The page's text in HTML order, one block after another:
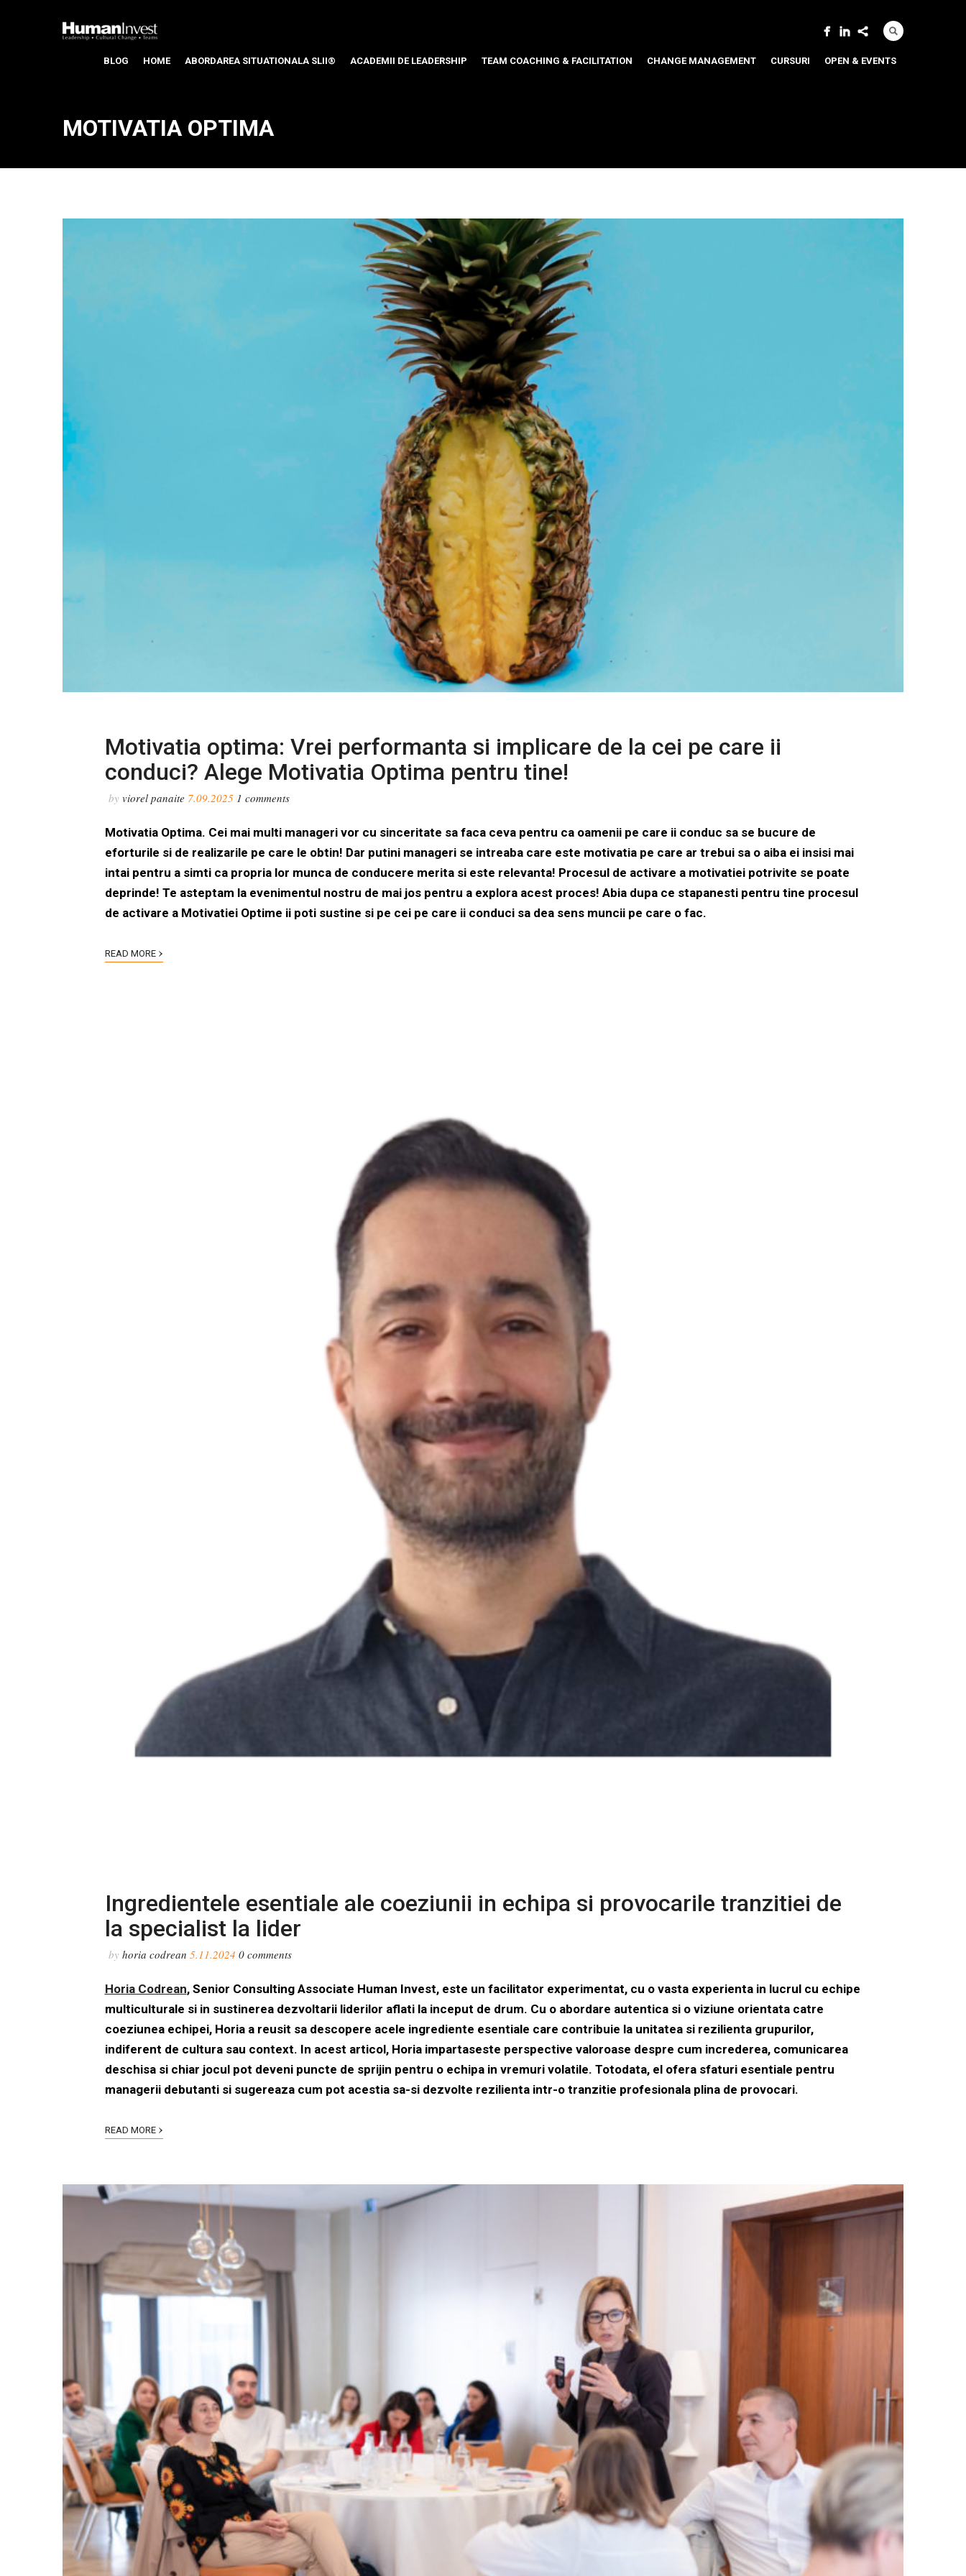
BLOG HOME ABORDAREA SITUATIONALA SLII® ACADEMII DE LEADERSHIP TEAM COACHING & FACILITATION CHANGE MANAGEMENT CURSURI OPEN & EVENTS
MOTIVATIA OPTIMA
Motivatia optima: Vrei performanta si implicare de la cei pe care ii
conduci? Alege Motivatia Optima pentru tine!
by viorel panaite 7.09.2025 1 comments
Motivatia Optima. Cei mai multi manageri vor cu sinceritate sa faca ceva pentru ca oamenii pe care ii conduc sa se bucure de
eforturile si de realizarile pe care le obtin! Dar putini manageri se intreaba care este motivatia pe care ar trebui sa o aiba ei insisi mai
intai pentru a simti ca propria lor munca de conducere merita si este relevanta! Procesul de activare a motivatiei potrivite se poate
deprinde! Te asteptam la evenimentul nostru de mai jos pentru a explora acest proces! Abia dupa ce stapanesti pentru tine procesul
de activare a Motivatiei Optime ii poti sustine si pe cei pe care ii conduci sa dea sens muncii pe care o fac.
READ MORE ›
Ingredientele esentiale ale coeziunii in echipa si provocarile tranzitiei de
la specialist la lider
by horia codrean 5.11.2024 0 comments
Horia Codrean, Senior Consulting Associate Human Invest, este un facilitator experimentat, cu o vasta experienta in lucrul cu echipe
multiculturale si in sustinerea dezvoltarii liderilor aflati la inceput de drum. Cu o abordare autentica si o viziune orientata catre
coeziunea echipei, Horia a reusit sa descopere acele ingrediente esentiale care contribuie la unitatea si rezilienta grupurilor,
indiferent de cultura sau context. In acest articol, Horia impartaseste perspective valoroase despre cum increderea, comunicarea
deschisa si chiar jocul pot deveni puncte de sprijin pentru o echipa in vremuri volatile. Totodata, el ofera sfaturi esentiale pentru
managerii debutanti si sugereaza cum pot acestia sa-si dezvolte rezilienta intr-o tranzitie profesionala plina de provocari.
READ MORE ›